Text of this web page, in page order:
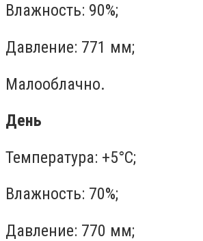
Влажность: 90%;
Давление: 771 мм;
Малооблачно.
День
Температура: +5°C;
Влажность: 70%;
Давление: 770 мм;